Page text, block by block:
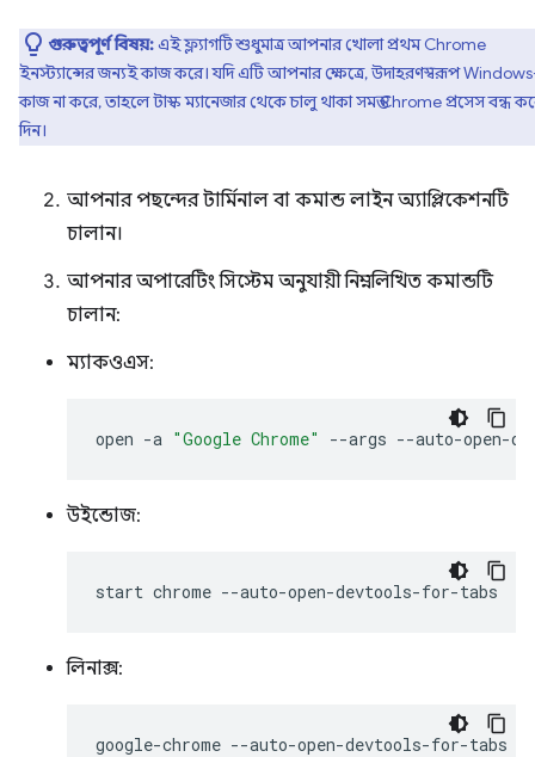
গুরুত্বপূর্ণ বিষয়:এই ফ্ল্যাগটি শুধুমাত্র আপনার খোলা প্রথম Chrome
ইনস্ট্যান্সের জন্যই কাজ করে। যদি এটি আপনার ক্ষেত্রে, উদাহরণস্বরূপ
কাজ না করে, তাহলে টাস্ক ম্যানেজার থেকে চালু থাকা সমস্ত Chrome প্রসেস বন্ধ
দিন।
আপনার পছন্দের টার্মিনাল বা কমান্ড লাইন অ্যাপ্লিকেশনটি
চালান।
আপনার অপারেটিং সিস্টেম অনুযায়ী নিম্নলিখিত কমান্ডটি
চালান:
ম্যাকওএস:
open -a "Google Chrome" --args
উইন্ডোজ:
start chrome
লিনাক্স:
google-chrome